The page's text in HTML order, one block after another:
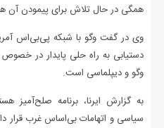
همگی در حال تلاش برای پیمودن آن
وی در گفت‌ وگو با شبکه پی‌بی‌اس
دستیابی به راه‌ حلی پایدار در
وگو و دیپلماسی است.
به گزارش ایرنا، برنامه صلح‌آمیز
سیاسی و اتهامات بی‌اساس غرب قرار